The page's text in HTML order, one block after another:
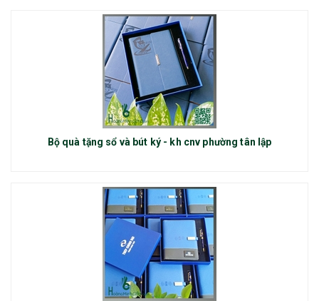
Bộ quà tặng sổ và bút ký - kh cnv phường tân lập